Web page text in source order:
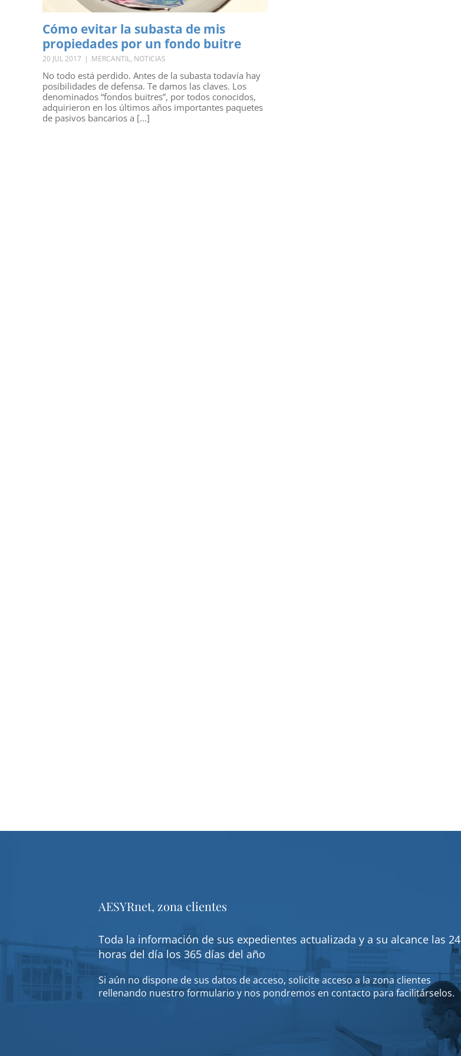
Cómo evitar la subasta de mis
propiedades por un fondo buitre
20 JUL 2017 | MERCANTIL, NOTICIAS
No todo está perdido. Antes de la subasta todavía hay
posibilidades de defensa. Te damos las claves. Los
denominados “fondos buitres”, por todos conocidos,
adquirieron en los últimos años importantes paquetes
de pasivos bancarios a [...]
AESYRnet, zona clientes
Toda la información de sus expedientes actualizada y a su alcance las 24
horas del día los 365 días del año
Si aún no dispone de sus datos de acceso, solicite acceso a la zona clientes
rellenando nuestro formulario y nos pondremos en contacto para facilitárselos.